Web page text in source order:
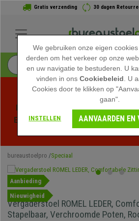
Gratis verzending 30 dagen
Profiteer van de Zomeruitverkoop
Exclusieve kortingen voor een
bureaustoelpro Speciaal
Aanbieding
Nieuwigheid
Vergaderstoel ROMEL LEDER,
Stapelbaar, Verchroomde Poten,
We gebruiken onze eigen
derden om het verkeer op onze
en uw navigatie te bestuderen. U
vinden in onsCookiebeleid . U
Cookies door te klikken op
gaan".
INSTELLEN AANVAARDEN EN